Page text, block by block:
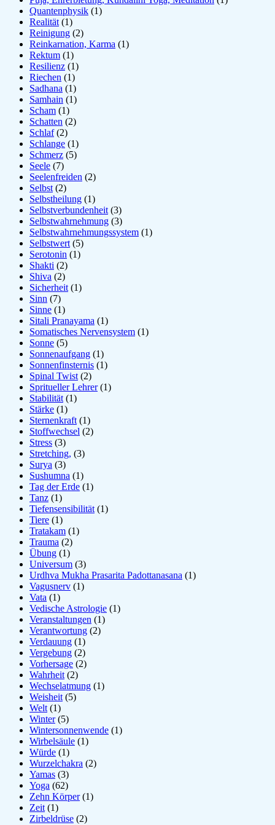
Quantenphysik (1)
Realität (1)
Reinigung (2)
Reinkarnation, Karma (1)
Rektum (1)
Resilienz (1)
Riechen (1)
Sadhana (1)
Samhain (1)
Scham (1)
Schatten (2)
Schlaf(2)
Schlange (1)
Schmerz (5)
Seele (7)
Seelenfreiden (2)
Selbst (2)
Selbstheilung (1)
Selbstverbundenheit (3)
Selbstwahrnehmung (3)
Selbstwahrnehmungssystem (1)
Selbstwert (5)
Serotonin (1)
Shakti (2)
Shiva (2)
Sicherheit (1)
Sinn (7)
Sinne (1)
Sitali Pranayama (1)
Somatisches Nervensystem (1)
Sonne (5)
Sonnenaufgang (1)
Sonnenfinsternis (1)
Spinal Twist (2)
Spritueller Lehrer(1)
Stabilität (1)
Stärke (1)
Sternenkraft (1)
Stoffwechsel (2)
Stress (3)
Stretching, (3)
Surya (3)
Sushumna (1)
Tag der Erde (1)
Tanz (1)
Tiefensensibilität (1)
Tiere (1)
Tratakam (1)
Trauma (2)
Übung (1)
Universum (3)
Urdhva Mukha Prasarita Padottanasana (1)
Vagusnerv (1)
Vata (1)
Vedische Astrologie (1)
Veranstaltungen (1)
Verantwortung (2)
Verdauung (1)
Vergebung (2)
Vorhersage (2)
Wahrheit (2)
Wechselatmung (1)
Weisheit (5)
Welt (1)
Winter(5)
Wintersonnenwende (1)
Wirbelsäule (1)
Würde (1)
Wurzelchakra (2)
Yamas (3)
Yoga (62)
Zehn Körper(1)
Zeit (1)
Zirbeldrüse (2)